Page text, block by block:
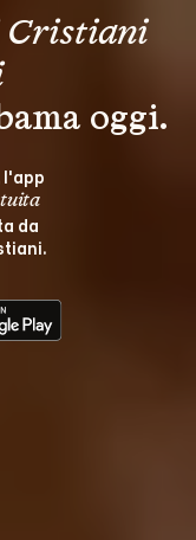
Cristiani
oggi.
l'app
da